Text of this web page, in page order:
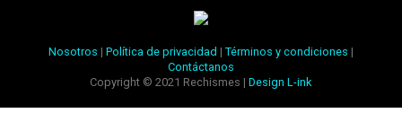
Nosotros | Política de privacidad | Términos y condiciones |
Contáctanos
Copyright © 2021 Rechismes |Design L-ink